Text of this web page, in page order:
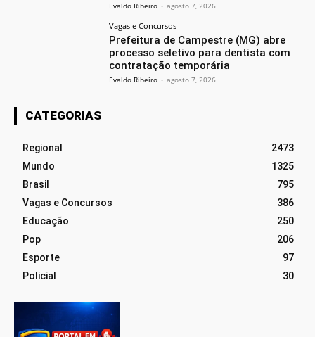
Evaldo Ribeiro - agosto 7, 2026
Vagas e Concursos
Prefeitura de Campestre (MG) abre
processo seletivo para dentista com
contratação temporária
Evaldo Ribeiro - agosto 7, 2026
CATEGORIAS
Regional
2473
Mundo
1325
Brasil
795
Vagas e Concursos
386
Educação
250
Pop
206
Esporte
97
Policial
30